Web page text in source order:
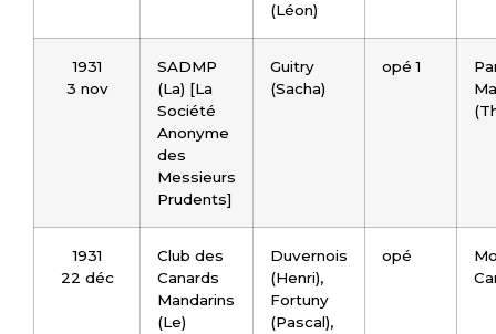
(Léon)
1931
3 nov
SADMP
(La) [La
Société
Anonyme
des
Messieurs
Prudents]
Guitry
(Sacha)
opé 1
1931
22 déc
Club des
Canards
Mandarins
(Le)
Duvernois
(Henri),
Fortuny
(Pascal),
opé